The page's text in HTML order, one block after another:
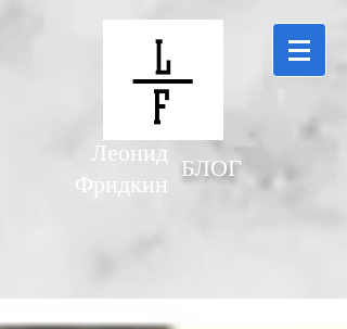
Леонид
Фридкин
БЛОГ